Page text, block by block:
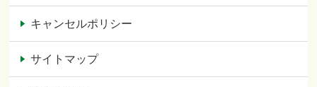
キャンセルポリシー
サイトマップ